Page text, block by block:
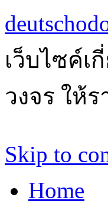
เว็บไซค์
วงจร ให้
Skip to
Home